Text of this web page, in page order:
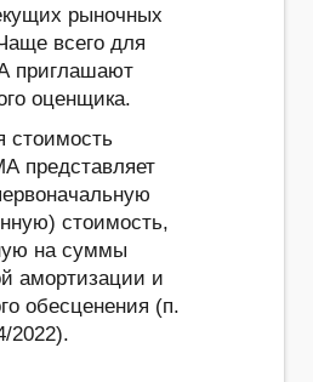
рыночных
всего для
приглашают
оценщика.
стоимость
представляет
стоимость,
на суммы
амортизации и
обесценения (п.
2022).